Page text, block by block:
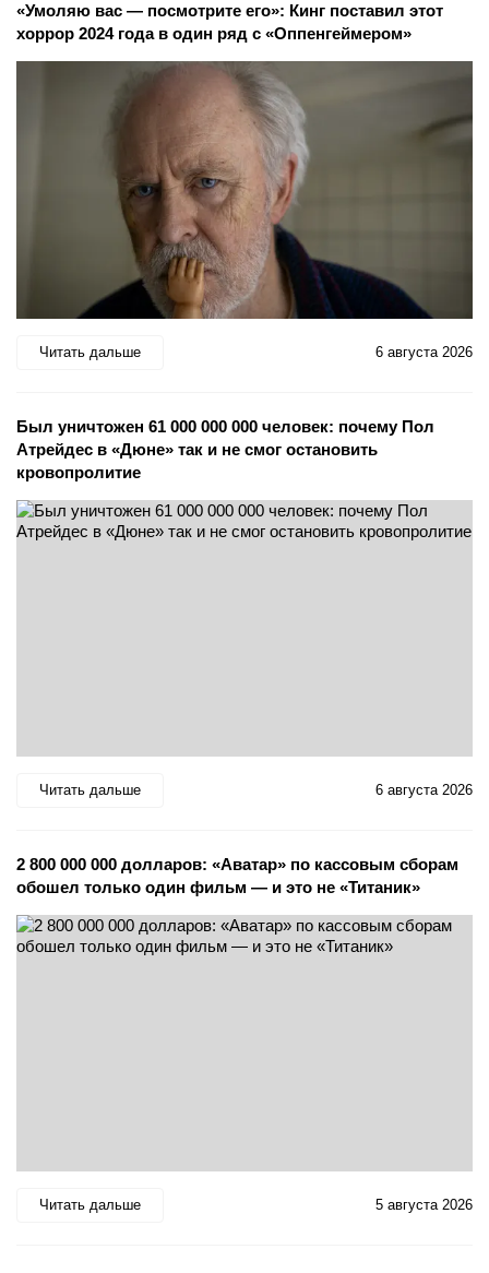
«Умоляю вас — посмотрите его»: Кинг поставил этот
хоррор 2024 года в один ряд с «Оппенгеймером»
Читать дальше 6 августа 2026
Был уничтожен 61 000 000 000 человек: почему Пол
Атрейдес в «Дюне» так и не смог остановить
кровопролитие
Читать дальше 6 августа 2026
2 800 000 000 долларов: «Аватар» по кассовым сборам
обошел только один фильм — и это не «Титаник»
Читать дальше 5 августа 2026